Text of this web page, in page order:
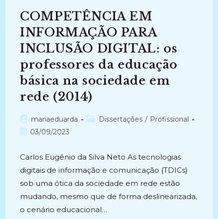
INFORMAÇÃO
(2019-
Atual)
COMPETÊNCIA EM
INFORMAÇÃO PARA
INCLUSÃO DIGITAL: os
professores da educação
básica na sociedade em
rede (2014)
Autor
do
mariaeduarda
Categoria
Dissertações / Profissional
Post03/09/2023
Carlos Eugênio da Silva Neto As tecnologias
digitais de informação e comunicação (TDICs)
sob uma ótica da sociedade em rede estão
mudando, mesmo que de forma deslinearizada,
o cenário educacional…